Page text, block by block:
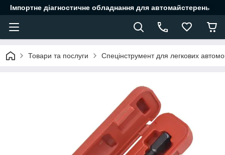
Імпортне діагностичне обладнання для автомайстерень
Товари та послуги Спецінструмент для легкових